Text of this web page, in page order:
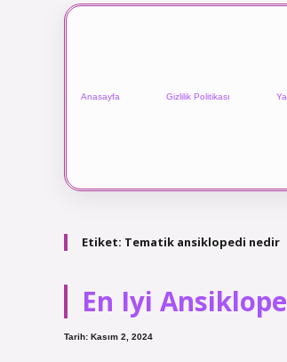
Anasayfa Gizlilik Politikası
Etiket: Tematik ansiklopedi nedir
En Iyi
Tarih: Kasım 2, 2024